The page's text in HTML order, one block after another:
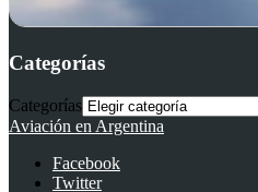
Categorías
Categorías
Aviación en Argentina
Facebook
Twitter